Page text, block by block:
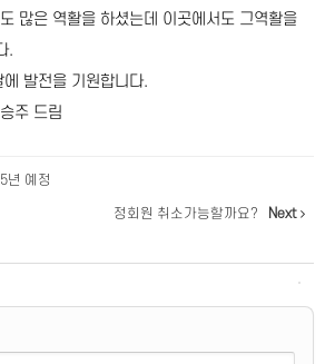
많은 역활을 하셨는데 이곳에서도 그역활을
.
발전을 기원합니다.
주 드림
년 예정
정회원 취소가능할까요? Next